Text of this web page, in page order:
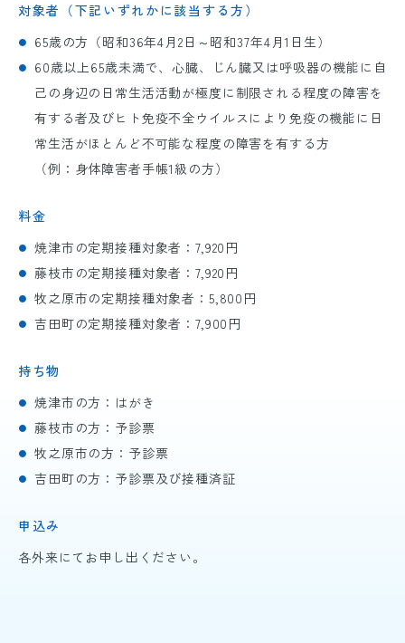
対象者（下記いずれかに該当する方）
65歳の方（昭和36年4月 2 日～昭和37年4月1 日生）
60歳以上65歳未満で、心臓、じん臓又は呼吸器の機能に自
己の身辺の日常生活活動が極度に制限される程度の障害を
有する者及びヒト免疫不全ウイルスにより免疫の機能に日
常生活がほとんど不可能な程度の障害を有する方
（例：身体障害者手帳1級の方）
料金
焼津市の定期接種対象者：7,920 円
藤枝市の定期接種対象者：7,920 円
牧之原市の定期接種対象者：5,800 円
吉田町の定期接種対象者：7,900 円
持ち物
焼津市の方：はがき
藤枝市の方：予診票
牧之原市の方：予診票
吉田町の方：予診票及び接種済証
申込み
各外来にてお申し出ください。